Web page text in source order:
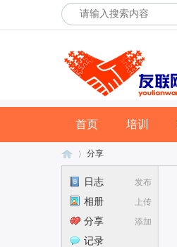
首页 培训
分享
发布
日志
上传
相册
添加
分享
记录